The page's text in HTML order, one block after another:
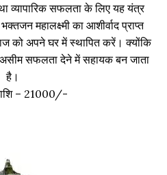
व्यापारिक सफलता के लिए यह यंत्र
महालक्ष्मी का आशीर्वाद प्राप्त
को अपने घर में स्थापित करें। क्योंकि
सफलता देने में सहायक बन जाता
है।
– 21000/-